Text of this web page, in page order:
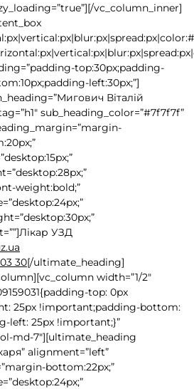
vc_column_inner]
top:30px;padding-
left:30px;”]
Віталій
sub_heading_color=”#7f7f7f”
weight:bold;”
УЗД
30[/ultimate_heading]
width=”1/2″
top: 0px
25px !important;padding-bottom:
left: 25px !important;}”
md-7″][ultimate_heading
alignment=”left”
bottom:22px;”